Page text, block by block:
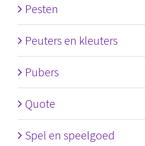
Pesten
Peuters en kleuters
Pubers
Quote
Spel en speelgoed